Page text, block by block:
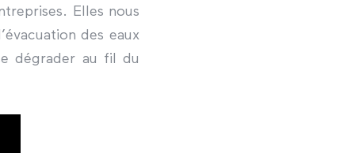
Elles nous
des eaux
dégrader au fil du